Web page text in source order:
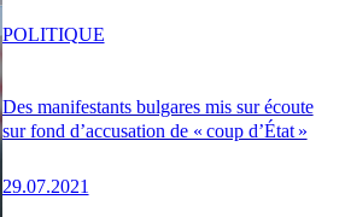
Des manifestants bulgares mis sur écoute
sur fond d’accusation de « coup d’État »
29.07.2021
POLITIQUE